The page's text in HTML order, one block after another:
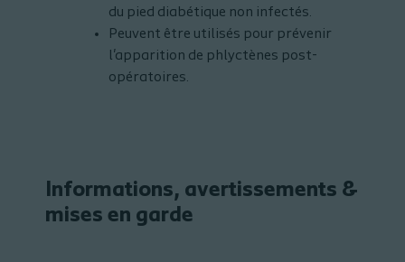
du pied diabétique non infectés.
Peuvent être utilisés pour prévenir
l'apparition de phlyctènes post-
opératoires.
Informations, avertissements &
mises en garde